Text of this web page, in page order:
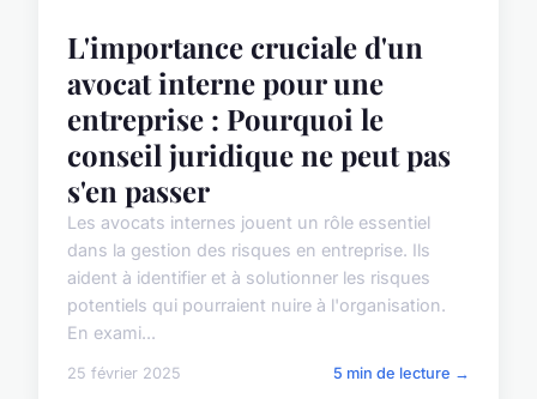
L'importance cruciale d'un
avocat interne pour une
entreprise : Pourquoi le
conseil juridique ne peut pas
s'en passer
Les avocats internes jouent un rôle essentiel
dans la gestion des risques en entreprise. Ils
aident à identifier et à solutionner les risques
potentiels qui pourraient nuire à l'organisation.
En exami...
25 février 2025 5 min de lecture →